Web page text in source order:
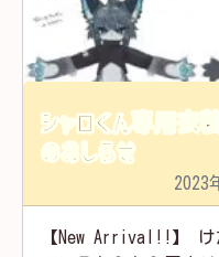
シャロくん専用
のおしらせ
2023
【New Arrival!!】 け